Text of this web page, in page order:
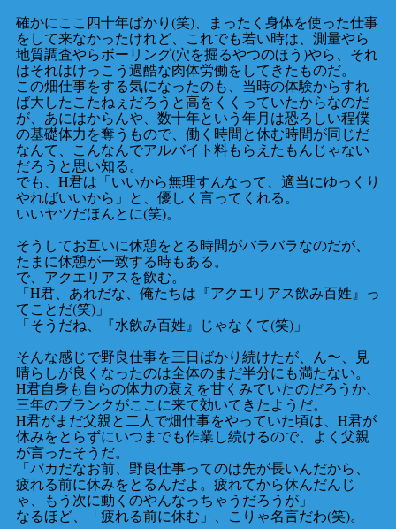
確かにここ四十年ばかり(笑)、まったく身体を使った仕事
をして来なかったけれど、これでも若い時は、測量やら
地質調査やらボーリング(穴を掘るやつのほう)やら、それ
はそれはけっこう過酷な肉体労働をしてきたものだ。
この畑仕事をする気になったのも、当時の体験からすれ
ば大したこたねぇだろうと高をくくっていたからなのだ
が、あにはからんや、数十年という年月は恐ろしい程僕
の基礎体力を奪うもので、働く時間と休む時間が同じだ
なんて、こんなんでアルバイト料もらえたもんじゃない
だろうと思い知る。
でも、H君は「いいから無理すんなって、適当にゆっくり
やればいいから」と、優しく言ってくれる。
いいヤツだほんとに(笑)。
そうしてお互いに休憩をとる時間がバラバラなのだが、
たまに休憩が一致する時もある。
で、アクエリアスを飲む。
「H君、あれだな、俺たちは『アクエリアス飲み百姓』っ
てことだ(笑)」
「そうだね、『水飲み百姓』じゃなくて(笑)」
そんな感じで野良仕事を三日ばかり続けたが、ん〜、見
晴らしが良くなったのは全体のまだ半分にも満たない。
H君自身も自らの体力の衰えを甘くみていたのだろうか、
三年のブランクがここに来て効いてきたようだ。
H君がまだ父親と二人で畑仕事をやっていた頃は、H君が
休みをとらずにいつまでも作業し続けるので、よく父親
が言ったそうだ。
「バカだなお前、野良仕事ってのは先が長いんだから、
疲れる前に休みをとるんだよ。疲れてから休んだんじ
ゃ、もう次に動くのやんなっちゃうだろうが」
なるほど、「疲れる前に休む」、こりゃ名言だわ(笑)。